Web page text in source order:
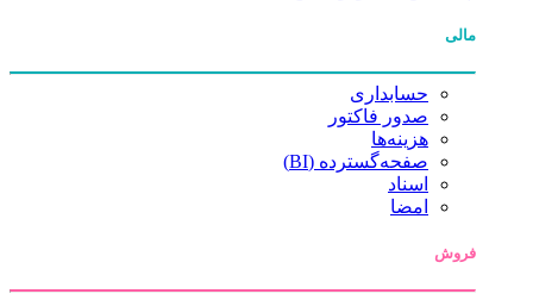
مالی
حسابداری
صدور فاکتور
هزینه‌ها
صفحه‌گسترده (BI)
اسناد
امضا
فروش